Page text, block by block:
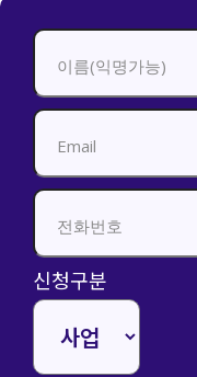
신청구분